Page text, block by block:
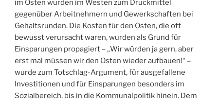
im Osten wurden im Westen zum Druckmittel
gegenüber Arbeitnehmern und Gewerkschaften bei
Gehaltsrunden. Die Kosten für den Osten, die oft
bewusst verursacht waren, wurden als Grund für
Einsparungen propagiert – „Wir würden ja gern, aber
erst mal müssen wir den Osten wieder aufbauen!“ –
wurde zum Totschlag-Argument, für ausgefallene
Investitionen und für Einsparungen besonders im
Sozialbereich, bis in die Kommunalpolitik hinein. Dem